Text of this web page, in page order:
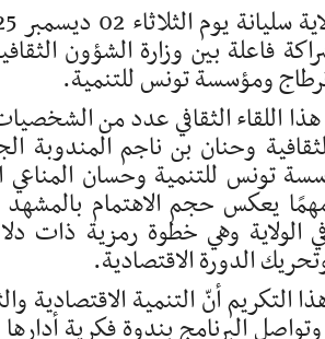
فاعلة بين وزارة الشؤون
ومؤسسة تونس للتنمية.
اللقاء الثقافي عدد من
وحنان بن ناجم المندوبة
تونس للتنمية وحسان المناعي
يعكس حجم الاهتمام بالمشهد
الولاية وهي خطوة رمزية ذات
الدورة الاقتصادية.
التكريم أنّ التنمية
البرنامج بندوة فكرية